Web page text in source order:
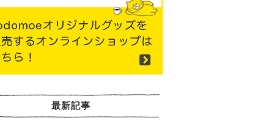
最新記事